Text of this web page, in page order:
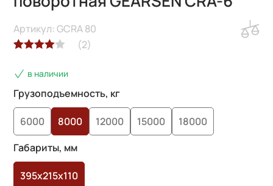
4.00из 5
на основе
пользователей
(2)
Артикул: GCRA 80
в наличии
Грузоподъемность, кг
6000 8000 12000 15000
18000
Габариты, мм
395x215x110